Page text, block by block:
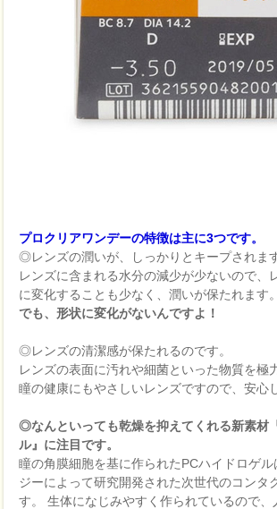
プロクリアワンデーの特徴は主に3つです。
◎レンズの潤いが、しっかりとキープされま
レンズに含まれる水分の減少が少ないので、
に変化することも少なく、潤いが保たれます。
でも、形状に変化がないんですよ！
◎レンズの清潔感が保たれるのです。
レンズの表面に汚れや細菌といった物質を極
瞳の健康にもやさしいレンズですので、安心
◎なんといっても乾燥を抑えてくれる新素材
ル』に注目です。
瞳の角膜細胞を基に作られたPCハイドロゲル
ジーによって研究開発された次世代のコンタ
す。 生体になじみやすく作られているので